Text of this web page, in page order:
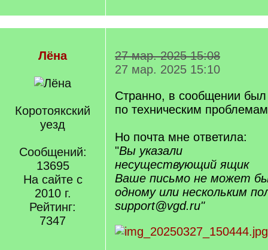
Лёна
Коротоякский
уезд
Сообщений:
13695
На сайте с
2010 г.
Рейтинг:
7347
27 мар. 2025 15:08
27 мар. 2025 15:10
Странно, в сообщении был
по техническим
Но почта мне ответила:
"Вы указали
несуществующий ящик
Ваше письмо не может
одному или нескольким
support@vgd.ru"